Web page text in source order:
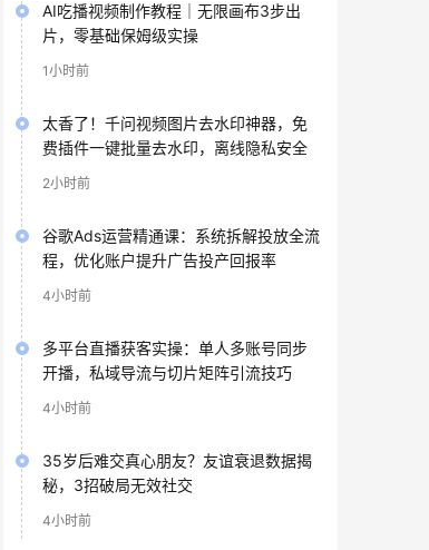
AI吃播视频制作教程｜无限画布3步出
片，零基础保姆级实操
1小时前
太香了！千问视频图片去水印神器，免
费插件一键批量去水印，离线隐私安全
2小时前
谷歌Ads运营精通课：系统拆解投放全流
程，优化账户提升广告投产回报率
4小时前
多平台直播获客实操：单人多账号同步
开播，私域导流与切片矩阵引流技巧
4小时前
35岁后难交真心朋友？友谊衰退数据揭
秘，3招破局无效社交
4小时前